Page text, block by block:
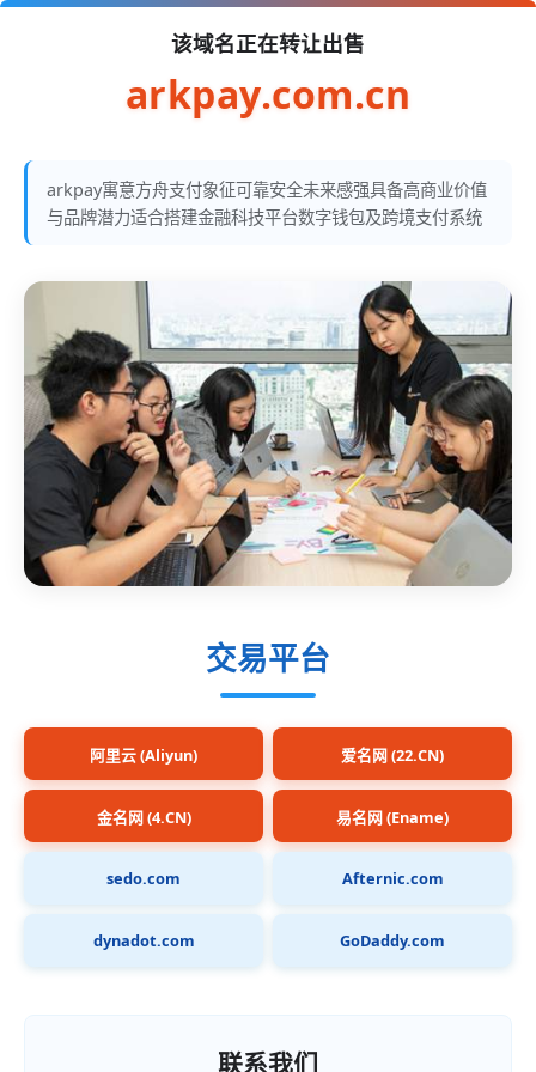
该域名正在转让出售
arkpay.com.cn
arkpay寓意方舟支付象征可靠安全未来感强具备高商业价值
与品牌潜力适合搭建金融科技平台数字钱包及跨境支付系统
交易平台
阿里云 (Aliyun) 爱名网 (22.CN)
金名网 (4.CN) 易名网 (Ename)
sedo.com Afternic.com
dynadot.com GoDaddy.com
联系我们